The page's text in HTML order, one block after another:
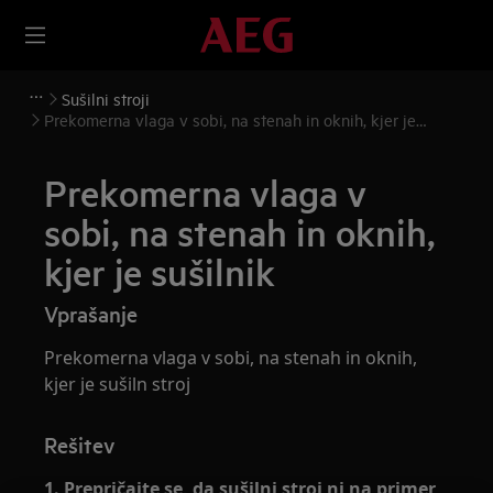
Sušilni stroji
Prekomerna vlaga v sobi, na stenah in oknih, kjer je
Prekomerna vlaga v
sobi, na stenah in oknih,
kjer je sušilnik
Vprašanje
Prekomerna vlaga v sobi, na stenah in oknih,
kjer je sušiln stroj
Rešitev